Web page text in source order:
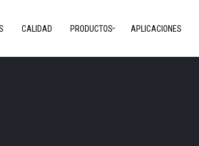
CALIDAD PRODUCTOS APLICACIONES